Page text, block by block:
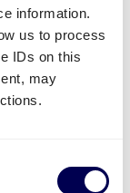
information.
us to process
IDs on this
may